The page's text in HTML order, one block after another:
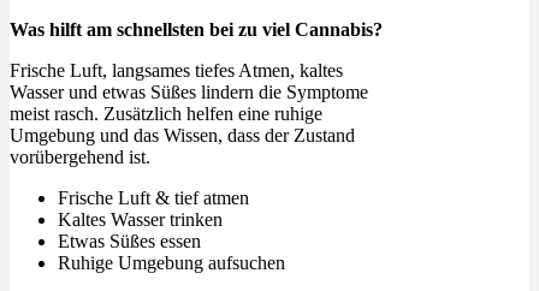
Was hilft am schnellsten bei zu viel Cannabis?
Frische Luft, langsames tiefes Atmen, kaltes
Wasser und etwas Süßes lindern die Symptome
meist rasch. Zusätzlich helfen eine ruhige
Umgebung und das Wissen, dass der Zustand
vorübergehend ist.
Frische Luft & tief atmen
Kaltes Wasser trinken
Etwas Süßes essen
Ruhige Umgebung aufsuchen